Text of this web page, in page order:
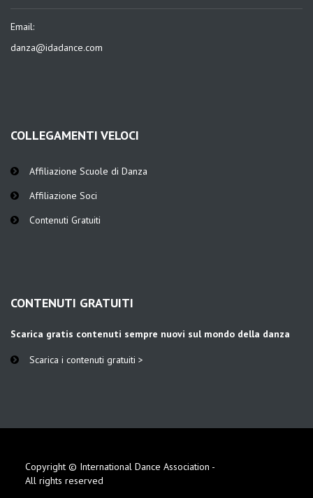
Email:
danza@idadance.com
COLLEGAMENTI VELOCI
Affiliazione Scuole di Danza
Affiliazione Soci
Contenuti Gratuiti
CONTENUTI GRATUITI
Scarica gratis contenuti sempre nuovi sul mondo della danza
Scarica i contenuti gratuiti >
Copyright © International Dance Association -
All rights reserved